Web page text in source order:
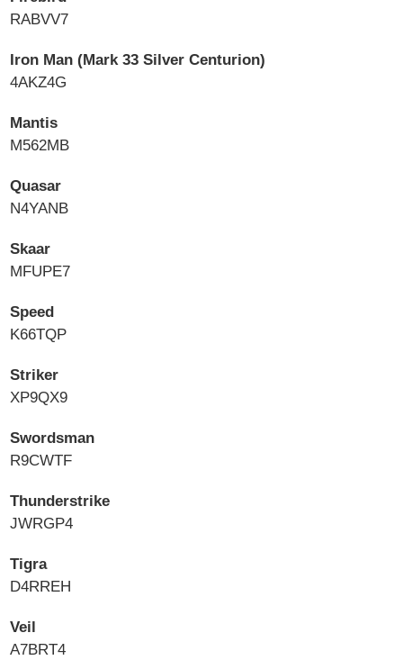
RABVV7
Iron Man (Mark 33 Silver Centurion)
4AKZ4G
Mantis
M562MB
Quasar
N4YANB
Skaar
MFUPE7
Speed
K66TQP
Striker
XP9QX9
Swordsman
R9CWTF
Thunderstrike
JWRGP4
Tigra
D4RREH
Veil
A7BRT4